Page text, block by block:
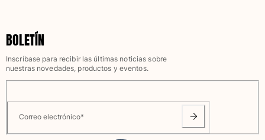
Ver todo Pret-a-porter
Ver todo Bebé
BOLETÍN
Inscríbase para recibir las últimas noticias sobre
nuestras novedades, productos y eventos.
Correo electrónico*